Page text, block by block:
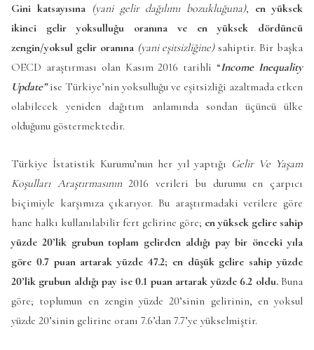
Gini katsayısına (yani gelir dağılımı bozukluğuna), en yüksek
ikinci gelir yoksulluğu oranına ve en yüksek dördüncü
zengin/yoksul gelir oranına (yani eşitsizliğine)sahiptir. Bir başka
OECD araştırması olan Kasım 2016 tarihli “Income Inequality
Update”ise Türkiye’nin yoksulluğu ve eşitsizliği azaltmada etken
olabilecek yeniden dağıtım anlamında sondan üçüncü ülke
olduğunu göstermektedir.
Türkiye İstatistik Kurumu’nun her yıl yaptığı Gelir Ve Yaşam
Koşulları Araştırmasının2016 verileri bu durumu en çarpıcı
biçimiyle karşımıza çıkarıyor. Bu araştırmadaki verilere göre
hane halkı kullanılabilir fert gelirine göre; en yüksek gelire sahip
yüzde 20’lik grubun toplam gelirden aldığı pay bir önceki yıla
göre 0.7 puan artarak yüzde 47.2; en düşük gelire sahip yüzde
20’lik grubun aldığı pay ise 0.1 puan artarak yüzde 6.2 oldu.Buna
göre; toplumun en zengin yüzde 20’sinin gelirinin, en yoksul
yüzde 20’sinin gelirine oranı 7.6’dan 7.7’ye yükselmiştir.